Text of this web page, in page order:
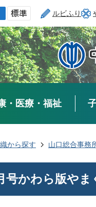
ルビふり
・医療・福祉
から探す 山口総合事務
号かわら版やま